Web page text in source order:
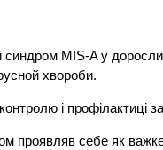
MIS-A у
хвороби.
і профілактиці
проявляв себе як важке